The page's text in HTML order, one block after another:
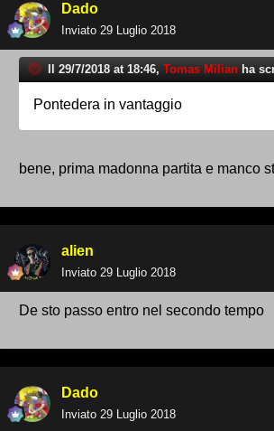
Dado
Inviato 29 Luglio 2018
Il 29/7/2018 at 18:46, Tomas Milian ha
Pontedera in vantaggio
bene, prima madonna partita e manco
alien
Inviato 29 Luglio 2018
De sto passo entro nel secondo tempo
Dado
Inviato 29 Luglio 2018